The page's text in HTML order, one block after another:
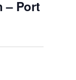
s
o
,
o
,
t
s
t
s
– Port